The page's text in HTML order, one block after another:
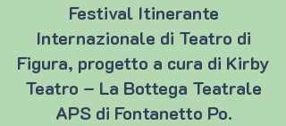
Festival Itinerante
Internazionale di Teatro di
Figura, progetto a cura di Kirby
Teatro – La Bottega Teatrale
APS di Fontanetto Po.